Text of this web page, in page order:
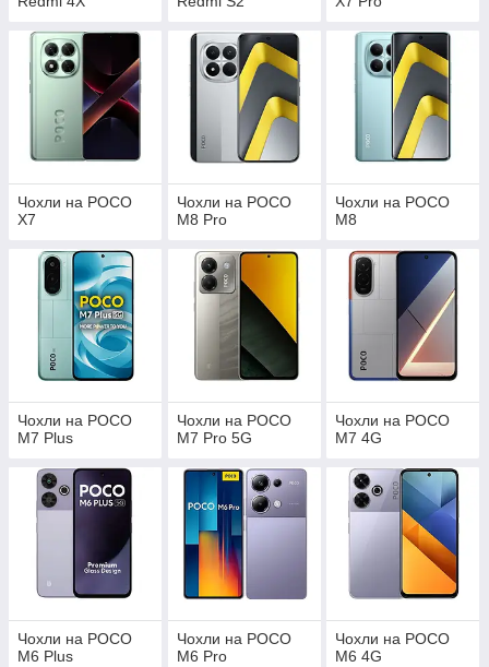
Чохли на POCO
X7
Чохли на POCO
M8 Pro
Чохли на POCO
M8
Чохли на POCO
M7 Plus
Чохли на POCO
M7 Pro 5G
Чохли на POCO
M7 4G
Чохли на POCO
M6 Plus
Чохли на POCO
M6 Pro
Чохли на POCO
M6 4G